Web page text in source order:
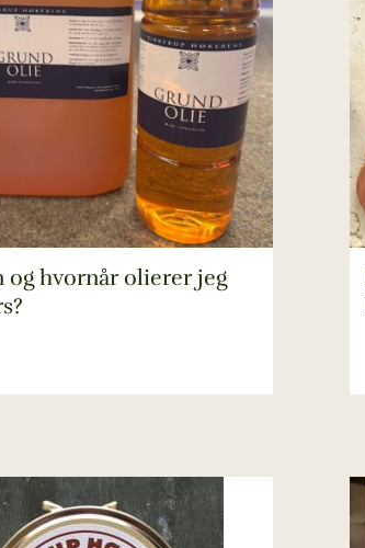
og hvornår olierer jeg